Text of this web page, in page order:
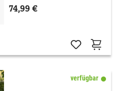
74,99 €
verfügbar